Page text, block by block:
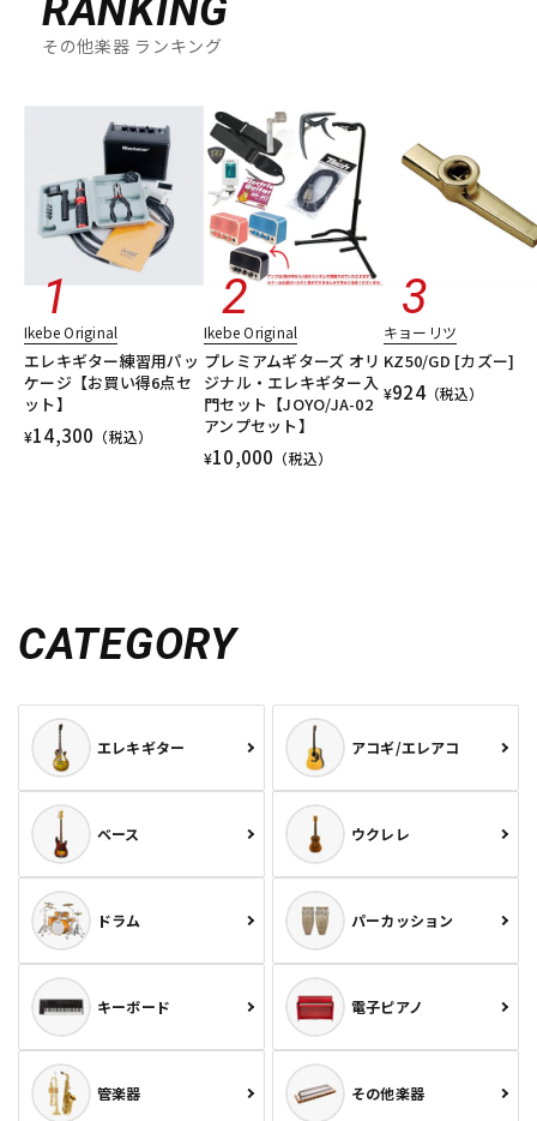
RANKING
その他楽器 ランキング
Ikebe Original
エレキギター練習用パッ
ケージ【お買い得6点セ
ット】
¥14,300 （税込）
Ikebe Original
プレミアムギターズ オリ
ジナル・エレキギター入
門セット【JOYO/JA-02
アンプセット】
¥10,000 （税込）
キョーリツ
KZ50/GD [カズー]
¥924（税込）
CATEGORY
エレキギター アコギ/エレアコ
ベース ウクレレ
ドラム パーカッション
キーボード 電子ピアノ
管楽器 その他楽器